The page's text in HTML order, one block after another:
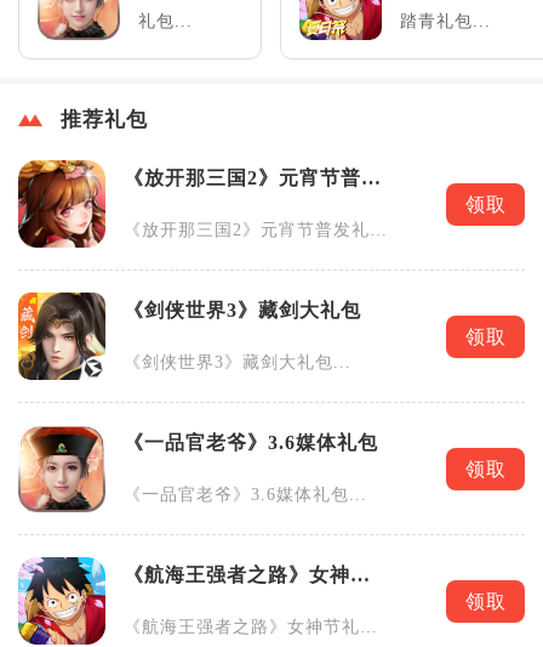
礼包... 踏青礼包...
推荐礼包
《放开那三国2》元宵节普发
《放开那三国2》元宵节普发礼
领取
《剑侠世界3》藏剑大礼包
《剑侠世界3》藏剑大礼包...
领取
《一品官老爷》3.6媒体礼包
《一品官老爷》3.6媒体礼包...
领取
《航海王强者之路》女神节
《航海王强者之路》女神节礼
领取